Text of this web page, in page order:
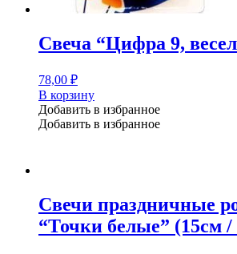
Свеча “Цифра 9,
78,00 ₽
В корзину
Добавить в избранное
Добавить в избранное
Свечи праздничные
“Точки белые” (15см